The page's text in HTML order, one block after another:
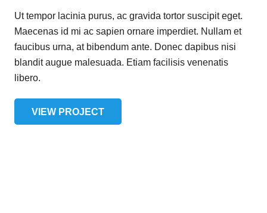
Ut tempor lacinia purus, ac gravida tortor suscipit eget.
Maecenas id mi ac sapien ornare imperdiet. Nullam et
faucibus urna, at bibendum ante. Donec dapibus nisi
blandit augue malesuada. Etiam facilisis venenatis
libero.
VIEW PROJECT